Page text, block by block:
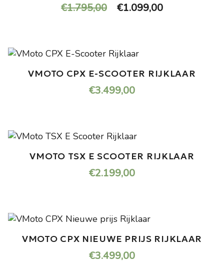
€1.795,00
Oorspronkelijke
€1.795,00.
€1.099,00Huidige
VMOTO CPX E-SCOOTER RIJKLAAR
€3.499,00
VMOTO TSX E SCOOTER RIJKLAAR
€2.199,00
VMOTO CPX NIEUWE PRIJS RIJKLAAR
€3.499,00